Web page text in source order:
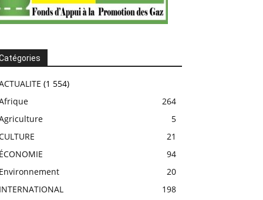
(1 554)
264
5
21
ÉCONOMIE
94
Environnement
20
INTERNATIONAL
198